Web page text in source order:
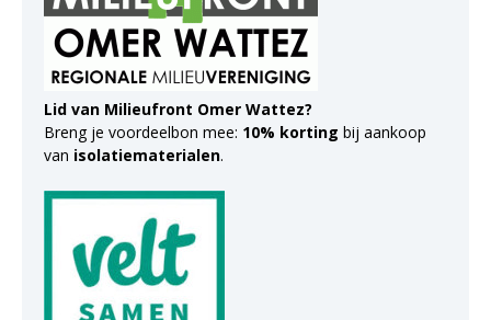
Lid van Milieufront Omer Wattez?
Breng je voordeelbon mee: 10% korting bij aankoop
van isolatiematerialen.